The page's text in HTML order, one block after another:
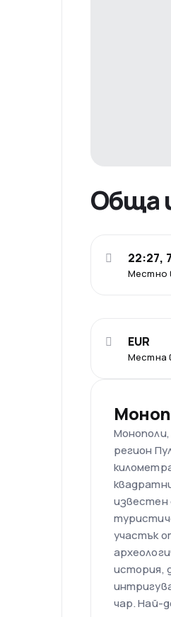
Обща
Местно
22:27,
Местна
EUR
регион
известен
участък
история,
чар. Най-